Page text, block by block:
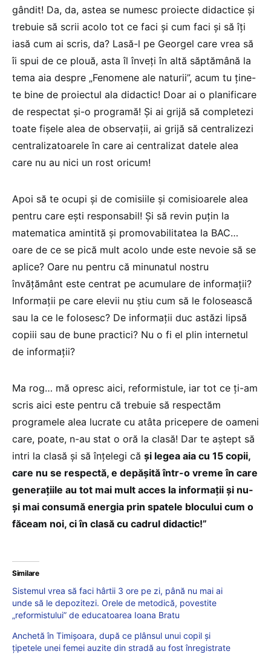
gândit! Da, da, astea se numesc proiecte didactice şi
trebuie să scrii acolo tot ce faci şi cum faci şi să îţi
iasă cum ai scris, da? Lasă-l pe Georgel care vrea să
îi spui de ce plouă, asta îl înveţi în altă săptămână la
tema aia despre „Fenomene ale naturii”, acum tu ţine-
te bine de proiectul ala didactic! Doar ai o planificare
de respectat şi-o programă! Şi ai grijă să completezi
toate fişele alea de observaţii, ai grijă să centralizezi
centralizatoarele în care ai centralizat datele alea
care nu au nici un rost oricum!
Apoi să te ocupi şi de comisiile şi comisioarele alea
pentru care eşti responsabil! Şi să revin puţin la
matematica amintită şi promovabilitatea la BAC…
oare de ce se pică mult acolo unde este nevoie să se
aplice? Oare nu pentru că minunatul nostru
învăţământ este centrat pe acumulare de informaţii?
Informaţii pe care elevii nu ştiu cum să le folosească
sau la ce le folosesc? De informaţii duc astăzi lipsă
copiii sau de bune practici? Nu o fi el plin internetul
de informaţii?
Ma rog… mă opresc aici, reformistule, iar tot ce ţi-am
scris aici este pentru că trebuie să respectăm
programele alea lucrate cu atâta pricepere de oameni
care, poate, n-au stat o oră la clasă! Dar te aştept să
intri la clasă şi să înţelegi că şi legea aia cu 15 copii,
care nu se respectă, e depăşită într-o vreme în care
generaţiile au tot mai mult acces la informaţii şi nu-
şi mai consumă energia prin spatele blocului cum o
făceam noi, ci în clasă cu cadrul didactic!”
Similare
Sistemul vrea să faci hârtii 3 ore pe zi, până nu mai ai
unde să le depozitezi. Orele de metodică, povestite
„reformistului” de educatoarea Ioana Bratu
Anchetă în Timișoara, după ce plânsul unui copil și
țipetele unei femei auzite din stradă au fost înregistrate